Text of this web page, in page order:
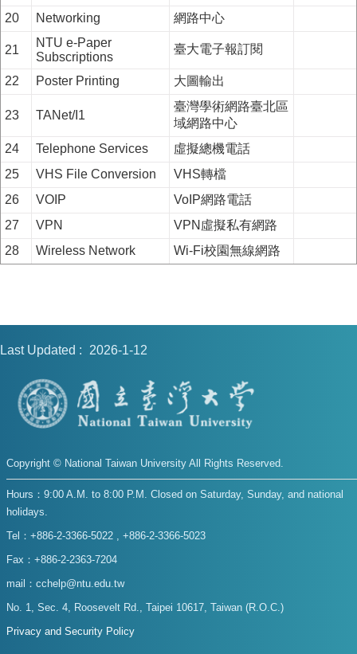
20
Networking 網路中心
21
NTU e-Paper
Subscriptions
臺大電子報訂閱
22 Poster Printing 大圖輸出
23 TANet/I1
臺灣學術網路臺北區
域網路中心
24
Telephone Services
虛擬總機電話
25
VHS File Conversion
VHS轉檔
26
VOIP
VoIP網路電話
27
VPN
VPN虛擬私有網路
28
Wireless Network Wi-Fi校園無線網路
Last Updated 2026-1-12
Copyright © National Taiwan University All Rights Reserved.
Hours：9:00 A.M. to 8:00 P.M. Closed on Saturday, Sunday, and national
holidays.
Tel：+886-2-3366-5022 , +886-2-3366-5023
Fax：+886-2-2363-7204
mail：cchelp@ntu.edu.tw
No. 1, Sec. 4, Roosevelt Rd., Taipei 10617, Taiwan (R.O.C.)
Privacy and Security Policy